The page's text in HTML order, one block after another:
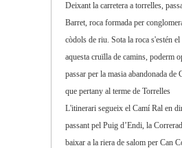
Deixant la carretera a torrelles,
Barret, roca formada per
còdols de riu. Sota la roca s'estén
aquesta cruïlla de camins, poderm
passar per la masia abandonada de
que pertany al terme de Torrelles
L'itinerari segueix el Camí Ral en
passant pel Puig d’Endi, la
baixar a la riera de salom per Can